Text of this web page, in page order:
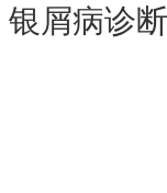
银屑病诊断